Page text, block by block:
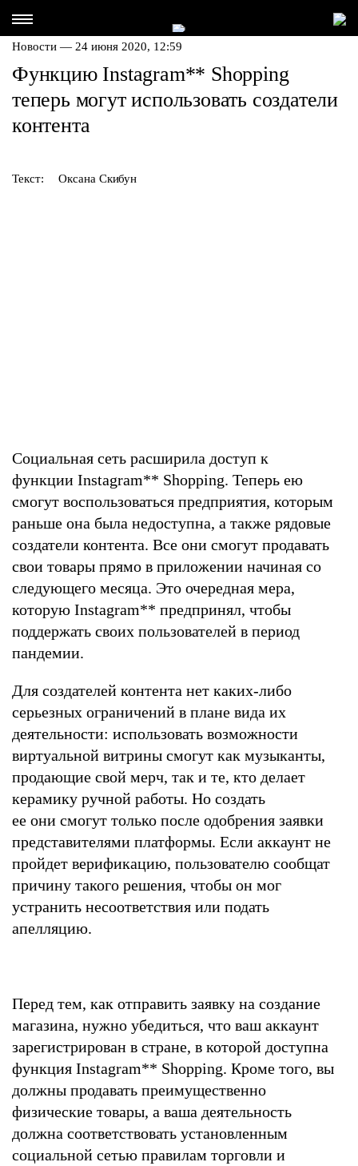
Новости — 24 июня 2020, 12:59
Функцию Instagram** Shopping
теперь могут использовать создатели
контента
Текст: Оксана Скибун
Социальная сеть расширила доступ к
функции Instagram** Shopping. Теперь ею
смогут воспользоваться предприятия, которым
раньше она была недоступна, а также рядовые
создатели контента. Все они смогут продавать
свои товары прямо в приложении начиная со
следующего месяца. Это очередная мера,
которую Instagram** предпринял, чтобы
поддержать своих пользователей в период
пандемии.
Для создателей контента нет каких-либо
серьезных ограничений в плане вида их
деятельности: использовать возможности
виртуальной витрины смогут как музыканты,
продающие свой мерч, так и те, кто делает
керамику ручной работы. Но создать
ее они смогут только после одобрения заявки
представителями платформы. Если аккаунт не
пройдет верификацию, пользователю сообщат
причину такого решения, чтобы он мог
устранить несоответствия или подать
апелляцию.
Перед тем, как отправить заявку на создание
магазина, нужно убедиться, что ваш аккаунт
зарегистрирован в стране, в которой доступна
функция Instagram** Shopping. Кроме того, вы
должны продавать преимущественно
физические товары, а ваша деятельность
должна соответствовать установленным
социальной сетью правилам торговли и